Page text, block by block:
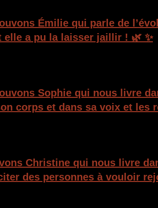
Émilie qui parle de
elle a pu la laisser jaillir ! 🌿 ✨
Sophie qui nous livre
corps et dans sa voix et les
Christine qui nous livre
des personnes à vouloir